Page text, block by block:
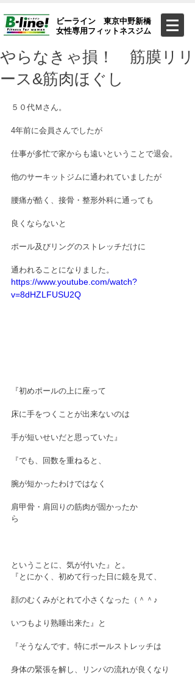
ビーライン 東京中野新橋
女性専用フィットネスジム
やらなきゃ損！ 筋膜リリ
ース&筋肉ほぐし
５０代Ｍさん。
4年前に会員さんでしたが
仕事が多忙で家からも遠いということで退会。
他のサーキットジムに通われていましたが
腰痛が酷く、接骨・整形外科に通っても
良くならないと
ポール及びリングのストレッチだけに
通われることになりました。
https://www.youtube.com/watch?
v=8dHZLFUSU2Q
『初めポールの上に座って
床に手をつくことが出来ないのは
手が短いせいだと思っていた』
『でも、回数を重ねると、
腕が短かったわけではなく
肩甲骨・肩回りの筋肉が固かったか
ら
ということに、気が付いた』と。
『とにかく、初めて行った日に鏡を見て、
顔のむくみがとれて小さくなった（＾＾♪
いつもより熟睡出来た』と
『そうなんです。特にポールストレッチは
身体の緊張を解し、リンパの流れが良くなり